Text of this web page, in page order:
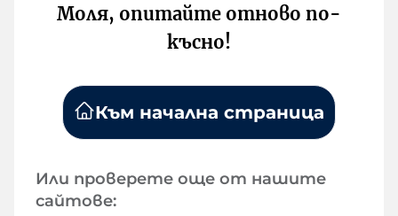
Моля, опитайте отново по-
късно!
Към начална страница
Или проверете още от нашите
сайтове: